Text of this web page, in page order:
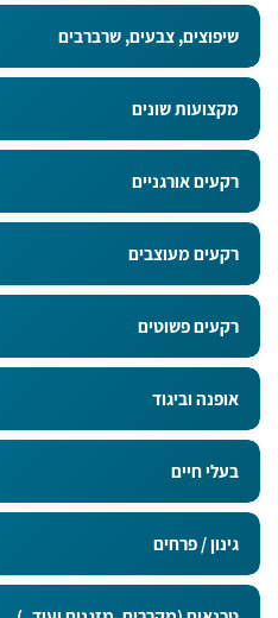
שיפוצים, צבעים, שרברבים
מקצועות שונים
רקעים אורגניים
רקעים מעוצבים
רקעים פשוטים
אופנה וביגוד
בעלי חיים
גינון / פרחים